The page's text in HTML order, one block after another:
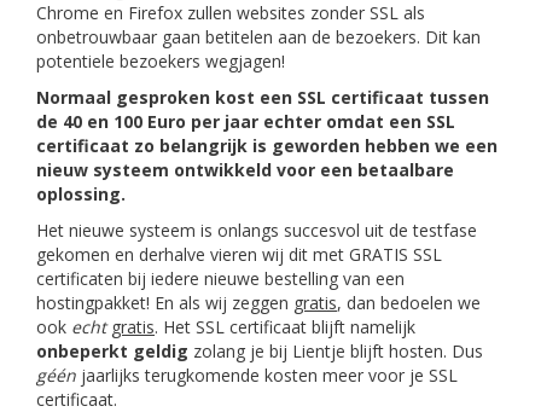
Chrome en Firefox zullen websites zonder SSL als
onbetrouwbaar gaan betitelen aan de bezoekers. Dit kan
potentiele bezoekers wegjagen!
Normaal gesproken kost een SSL certificaat tussen
de 40 en 100 Euro per jaar echter omdat een SSL
certificaat zo belangrijk is geworden hebben we een
nieuw systeem ontwikkeld voor een betaalbare
oplossing.
Het nieuwe systeem is onlangs succesvol uit de testfase
gekomen en derhalve vieren wij dit met GRATIS SSL
certificaten bij iedere nieuwe bestelling van een
hostingpakket! En als wij zeggen gratis, dan bedoelen we
ook echt gratis. Het SSL certificaat blijft namelijk
onbeperkt geldig zolang je bij Lientje blijft hosten. Dus
géén jaarlijks terugkomende kosten meer voor je SSL
certificaat.